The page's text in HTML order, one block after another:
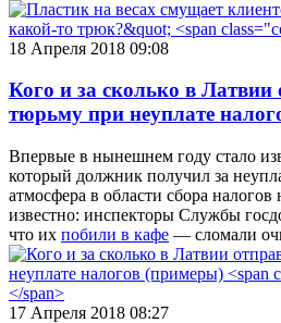
18 Апреля 2018 09:08
Кого и за сколько в Латвии
тюрьму при неуплате
Впервые в нынешнем году стало
который должник получил за
атмосфера в области сбора налогов
известно: инспекторы Службы
что их побили в кафе — сломали
17 Апреля 2018 08:27